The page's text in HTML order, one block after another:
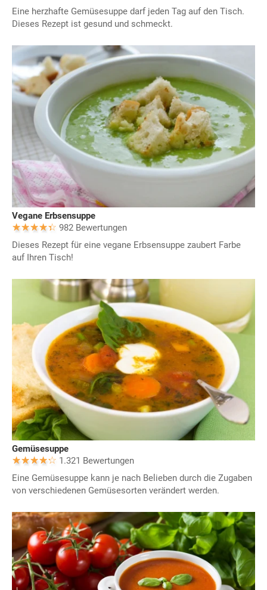
Eine herzhafte Gemüsesuppe darf jeden Tag auf den Tisch.
Dieses Rezept ist gesund und schmeckt.
Vegane Erbsensuppe
982 Bewertungen
Dieses Rezept für eine vegane Erbsensuppe zaubert Farbe
auf Ihren Tisch!
Gemüsesuppe
1.321 Bewertungen
Eine Gemüsesuppe kann je nach Belieben durch die Zugaben
von verschiedenen Gemüsesorten verändert werden.